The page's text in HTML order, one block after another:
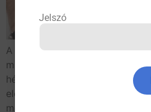
A menstruációs kehelyről A
mintegy 26%-át állítja évente
hétköznapi, de gyakran
elé. A két legelterjedtebb
mellett létezik egy harmadik,
Jelszó